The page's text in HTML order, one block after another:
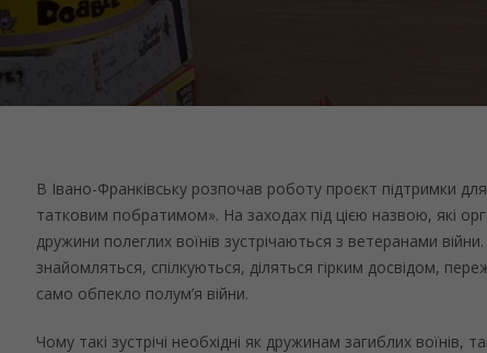
В Івано-Франківську розпочав роботу проєкт підтримки
татковим побратимом». На заходах під цією назвою, які
дружини полеглих воїнів зустрічаються з ветеранами
знайомляться, спілкуються, діляться гірким досвідом,
само обпекло полум’я війни.
Чому такі зустрічі необхідні як дружинам загиблих воїнів,